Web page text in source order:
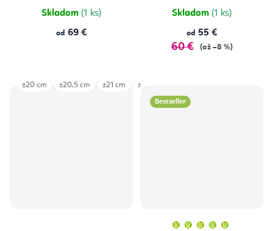
Skladom (1 ks)
od 69 €
Skladom (1 ks)
od 55 €
60 € (až –8 %)
±20 cm ±20,5 cm ±21 cm ±21,5 cm
Bestseller